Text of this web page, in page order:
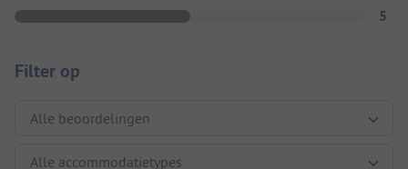
5
Filter op